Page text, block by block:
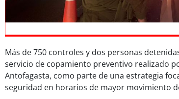
Más de 750 controles y dos personas
servicio de copamiento preventivo realizado
Antofagasta, como parte de una estrategia
seguridad en horarios de mayor movimiento